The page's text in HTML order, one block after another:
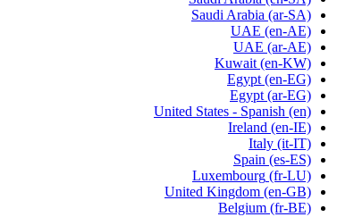
Saudi Arabia (ar-SA)
UAE (en-AE)
UAE (ar-AE)
Kuwait (en-KW)
Egypt (en-EG)
Egypt (ar-EG)
United States - Spanish (en)
Ireland (en-IE)
Italy (it-IT)
Spain (es-ES)
Luxembourg (fr-LU)
United Kingdom (en-GB)
Belgium (fr-BE)